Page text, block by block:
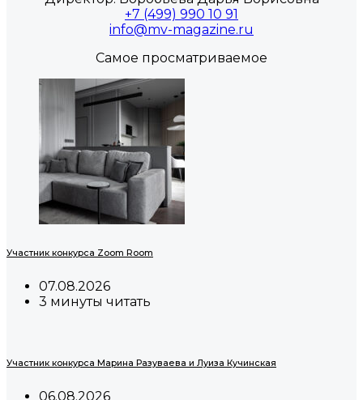
+7 (499) 990 10 91
info@mv-magazine.ru
Самое просматриваемое
Участник конкурса Zoom Room
07.08.2026
3 минуты читать
Участник конкурса Марина Разуваева и Луиза Кучинская
06.08.2026